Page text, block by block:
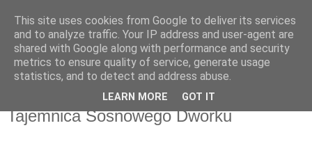
Recenzje na widelcu
Portal kulturalny - książki, recenzje, inspiracje, konkursy.
środa, 9 maja 2018
Tajemnica Sosnowego Dworku
This site uses cookies from Google to deliver its services
and to analyze traffic. Your IP address and user-agent are
shared with Google along with performance and security
metrics to ensure quality of service, generate usage
statistics, and to detect and address abuse.
LEARN MORE GOT IT